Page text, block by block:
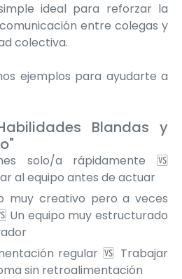
ideal para reforzar la
entre colegas y
colectiva.
ejemplos para ayudarte a
Blandas y
solo/a rápidamente 🆚
al equipo antes de actuar
muy creativo pero a veces
Un equipo muy estructurado
regular 🆚 Trabajar
sin retroalimentación